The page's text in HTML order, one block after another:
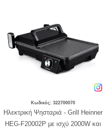
Κωδικός: 322700070
Ηλεκτρική Ψησταριά - Grill Heinner
HEG-F20002P με ισχύ 2000W και